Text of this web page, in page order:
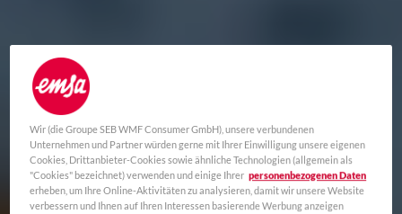
Wir (die Groupe SEB WMF Consumer GmbH), unsere verbundenen
Unternehmen und Partner würden gerne mit Ihrer Einwilligung unsere eigenen
Cookies, Drittanbieter-Cookies sowie ähnliche Technologien (allgemein als
"Cookies" bezeichnet) verwenden und einige Ihrer personenbezogenen Daten
erheben, um Ihre Online-Aktivitäten zu analysieren, damit wir unsere Website
verbessern und Ihnen auf Ihren Interessen basierende Werbung anzeigen